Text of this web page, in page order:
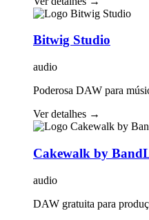
Bitwig Studio
audio
Poderosa DAW para
Ver detalhes →
Cakewalk by
audio
DAW gratuita para